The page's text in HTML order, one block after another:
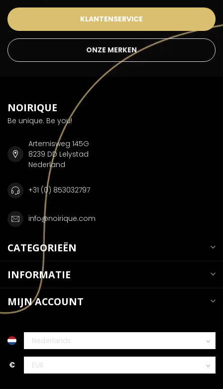
KLANTENSERVICE
ONZE MERKEN
NOIRIQUE
Be unique. Be you!
Artemisweg 145G
8239 DD Lelystad
Nederland
+31 (0) 853032797
info@noirique.com
CATEGORIEËN
INFORMATIE
MIJN ACCOUNT
€